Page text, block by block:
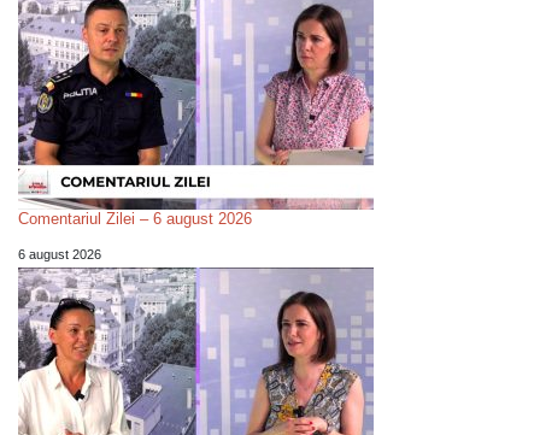
Comentariul Zilei – 6 august 2026
6 august 2026